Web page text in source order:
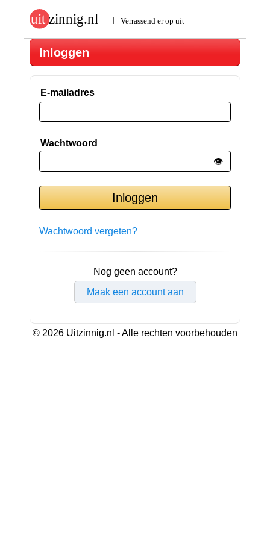
Inloggen
E-mailadres
Wachtwoord
👁️
Wachtwoord vergeten?
Nog geen account?
Maak een account aan
© 2026 Uitzinnig.nl - Alle rechten voorbehouden